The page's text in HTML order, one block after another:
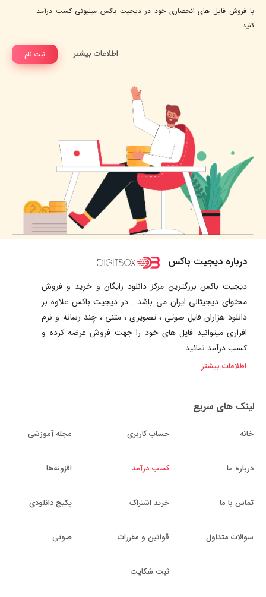
با فروش فایل های انحصاری خود در دیجیت باکس میلیونی کسب درآمد
کنید
ثبت نام اطلاعات بیشتر
درباره دیجیت باکس
دیجیت باکس بزرگترین مرکز دانلود رایگان و خرید و فروش
محتوای دیجیتالی ایران می باشد . در دیجیت باکس علاوه بر
دانلود هزاران فایل صوتی ، تصویری ، متنی ، چند رسانه و نرم
افزاری میتوانید فایل های خود را جهت فروش عرضه کرده و
کسب درآمد نمائید .
اطلاعات بیشتر
لینک های سریع
خانه
درباره ما
تماس با ما
سوالات متداول
حساب کاربری
کسب درآمد
خرید اشتراک
قوانین و مقررات
ثبت شکایت
مجله آموزشی
افزونه‌ها
پکیج دانلودی
صوتی